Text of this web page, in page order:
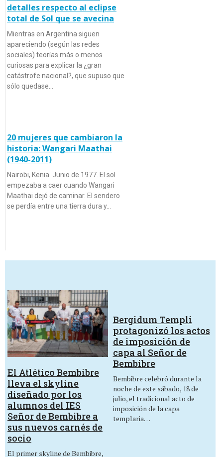
detalles respecto al eclipse
total de Sol que se avecina
Mientras en Argentina siguen
apareciendo (según las redes
sociales) teorías más o menos
curiosas para explicar la ¿gran
catástrofe nacional?, que supuso que
sólo quedase…
20 mujeres que cambiaron la
historia: Wangari Maathai
(1940-2011)
Nairobi, Kenia. Junio de 1977. El sol
empezaba a caer cuando Wangari
Maathai dejó de caminar. El sendero
se perdía entre una tierra dura y…
El Atlético Bembibre
lleva el skyline
diseñado por los
alumnos del IES
Señor de Bembibre a
sus nuevos carnés de
socio
El primer skyline de Bembibre,
Bergidum Templi
protagonizó los actos
de imposición de
capa al Señor de
Bembibre
Bembibre celebró durante la
noche de este sábado, 18 de
julio, el tradicional acto de
imposición de la capa
templaria…